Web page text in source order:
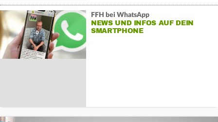
FFH bei WhatsApp
NEWS UND INFOS AUF DEIN
SMARTPHONE